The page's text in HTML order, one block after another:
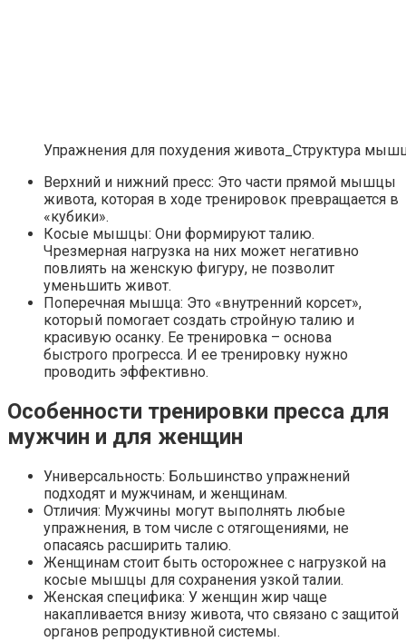
Упражнения для похудения живота_Структура
Верхний и нижний пресс: Это части прямой мышцы
живота, которая в ходе тренировок превращается в
«кубики».
Косые мышцы: Они формируют талию.
Чрезмерная нагрузка на них может негативно
повлиять на женскую фигуру, не позволит
уменьшить живот.
Поперечная мышца: Это «внутренний корсет»,
который помогает создать стройную талию и
красивую осанку. Ее тренировка – основа
быстрого прогресса. И ее тренировку нужно
проводить эффективно.
Особенности тренировки пресса для
мужчин и для женщин
Универсальность: Большинство упражнений
подходят и мужчинам, и женщинам.
Отличия: Мужчины могут выполнять любые
упражнения, в том числе с отягощениями, не
опасаясь расширить талию.
Женщинам стоит быть осторожнее с нагрузкой на
косые мышцы для сохранения узкой талии.
Женская специфика: У женщин жир чаще
накапливается внизу живота, что связано с защитой
органов репродуктивной системы.
Королева вагона отожгла! Видео не оставит
Что стало причиной громкого взрыва в Москве 7